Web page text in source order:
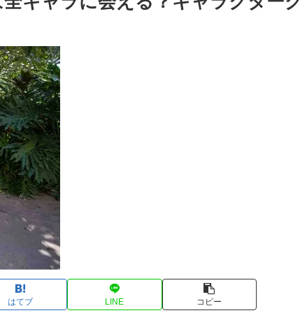
はてブ LINE コピー